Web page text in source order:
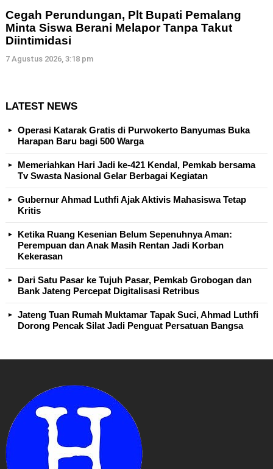
Cegah Perundungan, Plt Bupati Pemalang
Minta Siswa Berani Melapor Tanpa Takut
Diintimidasi
7 Agustus 2026, 3:18 pm
LATEST NEWS
Operasi Katarak Gratis di Purwokerto Banyumas Buka
Harapan Baru bagi 500 Warga
Memeriahkan Hari Jadi ke-421 Kendal, Pemkab bersama
Tv Swasta Nasional Gelar Berbagai Kegiatan
Gubernur Ahmad Luthfi Ajak Aktivis Mahasiswa Tetap
Kritis
Ketika Ruang Kesenian Belum Sepenuhnya Aman:
Perempuan dan Anak Masih Rentan Jadi Korban
Kekerasan
Dari Satu Pasar ke Tujuh Pasar, Pemkab Grobogan dan
Bank Jateng Percepat Digitalisasi Retribus
Jateng Tuan Rumah Muktamar Tapak Suci, Ahmad Luthfi
Dorong Pencak Silat Jadi Penguat Persatuan Bangsa